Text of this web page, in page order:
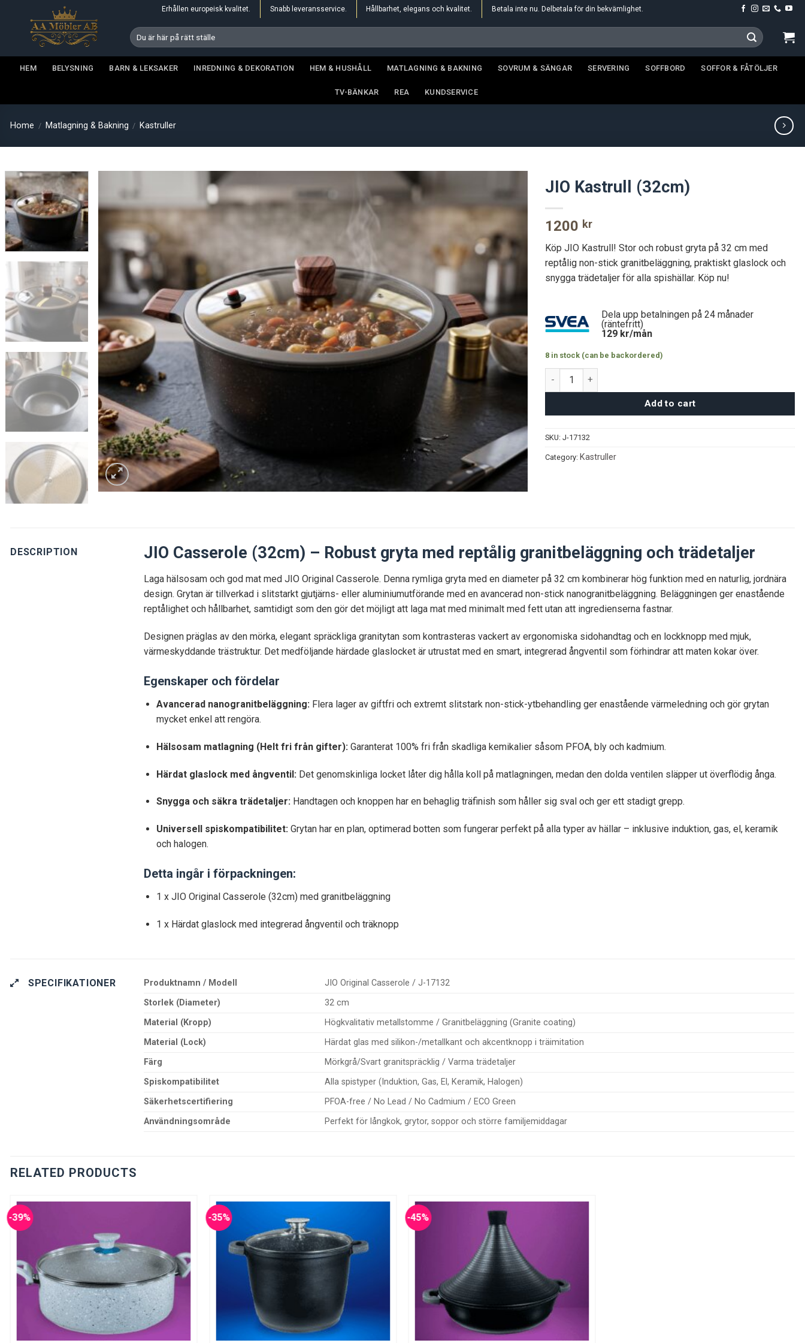
Erhållen europeisk kvalitet. Snabb leveransservice. Hållbarhet, elegans och kvalitet. Betala inte nu. Delbetala för din bekvämlighet.
Search
for:
HEM BELYSNING BARN & LEKSAKER INREDNING & DEKORATION HEM & HUSHÅLL MATLAGNING & BAKNING SOVRUM & SÄNGAR SERVERING SOFFBORD SOFFOR & FÅTÖLJER
TV-BÄNKAR REA KUNDSERVICE
Home / Matlagning & Bakning / Kastruller
JIO Kastrull (32cm)
1200 kr
Köp JIO Kastrull! Stor och robust gryta på 32 cm med
reptålig non-stick granitbeläggning, praktiskt glaslock och
snygga trädetaljer för alla spishällar. Köp nu!
Dela upp betalningen på 24 månader
(räntefritt)
129 kr/mån
8 in stock (can be backordered)
JIO Kastrull (32cm) quantity
Add to cart
SKU:J-17132
Category: Kastruller
DESCRIPTION JIO Casserole (32cm) – Robust gryta med reptålig granitbeläggning och trädetaljer
Laga hälsosam och god mat med JIO Original Casserole. Denna rymliga gryta med en diameter på 32 cm kombinerar hög funktion med en naturlig, jordnära
design. Grytan är tillverkad i slitstarkt gjutjärns- eller aluminiumutförande med en avancerad non-stick nanogranitbeläggning. Beläggningen ger enastående
reptålighet och hållbarhet, samtidigt som den gör det möjligt att laga mat med minimalt med fett utan att ingredienserna fastnar.
Designen präglas av den mörka, elegant spräckliga granitytan som kontrasteras vackert av ergonomiska sidohandtag och en lockknopp med mjuk,
värmeskyddande trästruktur. Det medföljande härdade glaslocket är utrustat med en smart, integrerad ångventil som förhindrar att maten kokar över.
Egenskaper och fördelar
Avancerad nanogranitbeläggning: Flera lager av giftfri och extremt slitstark non-stick-ytbehandling ger enastående värmeledning och gör grytan
mycket enkel att rengöra.
Hälsosam matlagning (Helt fri från gifter): Garanterat 100% fri från skadliga kemikalier såsom PFOA, bly och kadmium.
Härdat glaslock med ångventil: Det genomskinliga locket låter dig hålla koll på matlagningen, medan den dolda ventilen släpper ut överflödig ånga.
Snygga och säkra trädetaljer: Handtagen och knoppen har en behaglig träfinish som håller sig sval och ger ett stadigt grepp.
Universell spiskompatibilitet: Grytan har en plan, optimerad botten som fungerar perfekt på alla typer av hällar – inklusive induktion, gas, el, keramik
och halogen.
Detta ingår i förpackningen:
1 x JIO Original Casserole (32cm) med granitbeläggning
1 x Härdat glaslock med integrerad ångventil och träknopp
SPECIFIKATIONER Produktnamn / Modell
JIO Original Casserole / J-17132
Storlek (Diameter)
32 cm
Material (Kropp)
Högkvalitativ metallstomme / Granitbeläggning (Granite coating)
Material (Lock)
Härdat glas med silikon-/metallkant och akcentknopp i träimitation
Färg
Mörkgrå/Svart granitspräcklig / Varma trädetaljer
Spiskompatibilitet
Alla spistyper (Induktion, Gas, El, Keramik, Halogen)
Säkerhetscertifiering
PFOA-free / No Lead / No Cadmium / ECO Green
Användningsområde
Perfekt för långkok, grytor, soppor och större familjemiddagar
RELATED PRODUCTS
-39% -35% -45%